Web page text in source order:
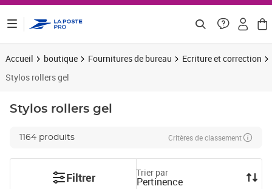
Accueil boutique Fournitures de bureau
Ecriture et correction
Stylos rollers gel
Stylos rollers gel
1164 produits Critères de classement
Filtrer Trier par
Pertinence